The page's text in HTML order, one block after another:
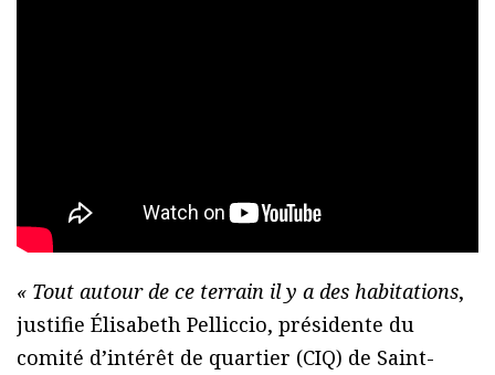
« Tout autour de ce terrain il y a des habitations,
justifie Élisabeth Pelliccio, présidente du
comité d’intérêt de quartier (CIQ) de Saint-